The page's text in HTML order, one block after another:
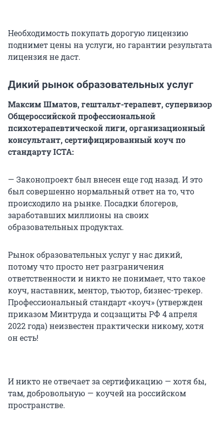
Необходимость покупать дорогую лицензию
поднимет цены на услуги, но гарантии результата
лицензия не даст.
Дикий рынок образовательных услуг
Максим Шматов, гештальт-терапевт, супервизор
Общероссийской профессиональной
психотерапевтической лиги, организационный
консультант, сертифицированный коуч по
стандарту ICTA:
— Законопроект был внесен еще год назад. И это
был совершенно нормальный ответ на то, что
происходило на рынке. Посадки блогеров,
заработавших миллионы на своих
образовательных продуктах.
Рынок образовательных услуг у нас дикий,
потому что просто нет разграничения
ответственности и никто не понимает, что такое
коуч, наставник, ментор, тьютор, бизнес-трекер.
Профессиональный стандарт «коуч» (утвержден
приказом Минтруда и соцзащиты РФ 4 апреля
2022 года) неизвестен практически никому, хотя
он есть!
И никто не отвечает за сертификацию — хотя бы,
там, добровольную — коучей на российском
пространстве.